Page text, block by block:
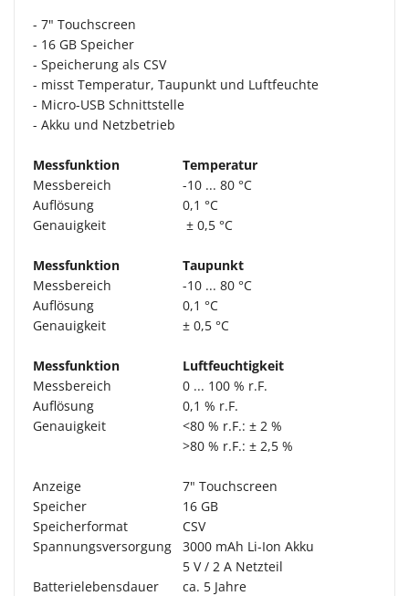
- 7" Touchscreen
- 16 GB Speicher
- Speicherung als CSV
- misst Temperatur, Taupunkt und Luftfeuchte
- Micro-USB Schnittstelle
- Akku und Netzbetrieb
Messfunktion
Temperatur
Messbereich
-10 ... 80 °C
Auflösung
0,1 °C
Genauigkeit
± 0,5 °C
Messfunktion
Taupunkt
Messbereich
-10 ... 80 °C
Auflösung
0,1 °C
Genauigkeit
± 0,5 °C
Messfunktion
Luftfeuchtigkeit
Messbereich
0 ... 100 % r.F.
Auflösung
0,1 % r.F.
Genauigkeit
<80 % r.F.: ± 2 %
>80 % r.F.: ± 2,5 %
Anzeige
7" Touchscreen
Speicher
16 GB
Speicherformat
CSV
Spannungsversorgung 3000 mAh Li-Ion Akku
5 V / 2 A Netzteil
Batterielebensdauer
ca. 5 Jahre